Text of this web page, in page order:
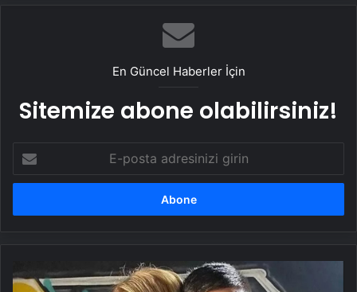
En Güncel Haberler İçin
Sitemize abone olabilirsiniz!
posta
adresinizi
Nara